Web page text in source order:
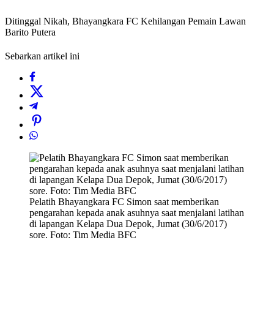
Ditinggal Nikah, Bhayangkara FC Kehilangan Pemain Lawan
Barito Putera
Sebarkan artikel ini
Pelatih Bhayangkara FC Simon saat memberikan
pengarahan kepada anak asuhnya saat menjalani latihan
di lapangan Kelapa Dua Depok, Jumat (30/6/2017)
sore. Foto: Tim Media BFC